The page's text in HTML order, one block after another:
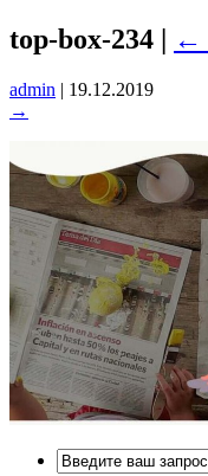
top-box-234 | ←
admin | 19.12.2019
→